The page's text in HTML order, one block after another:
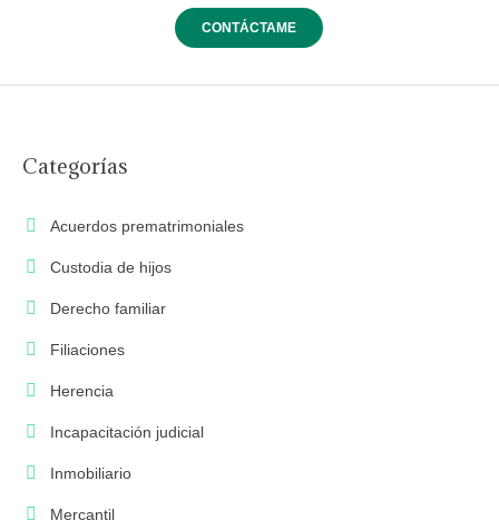
Categorías
Acuerdos prematrimoniales
Custodia de hijos
Derecho familiar
Filiaciones
Herencia
Incapacitación judicial
Inmobiliario
Mercantil